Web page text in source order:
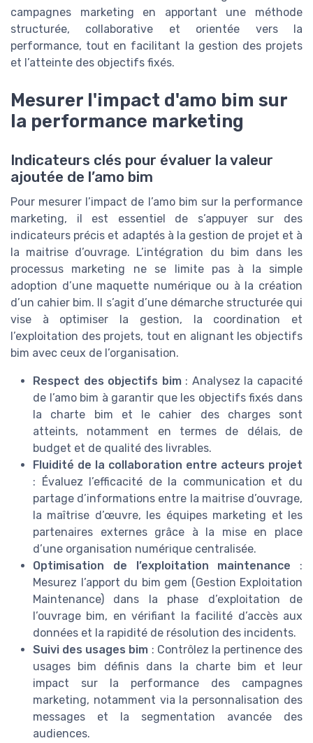
campagnes marketing en apportant une méthode
structurée, collaborative et orientée vers la
performance, tout en facilitant la gestion des projets
et l’atteinte des objectifs fixés.
Mesurer l'impact d'amo bim sur
la performance marketing
Indicateurs clés pour évaluer la valeur
ajoutée de l’amo bim
Pour mesurer l’impact de l’amo bim sur la performance
marketing, il est essentiel de s’appuyer sur des
indicateurs précis et adaptés à la gestion de projet et à
la maitrise d’ouvrage. L’intégration du bim dans les
processus marketing ne se limite pas à la simple
adoption d’une maquette numérique ou à la création
d’un cahier bim. Il s’agit d’une démarche structurée qui
vise à optimiser la gestion, la coordination et
l’exploitation des projets, tout en alignant les objectifs
bim avec ceux de l’organisation.
Respect des objectifs bim: Analysez la capacité
de l’amo bim à garantir que les objectifs fixés dans
la charte bim et le cahier des charges sont
atteints, notamment en termes de délais, de
budget et de qualité des livrables.
Fluidité de la collaboration entre acteurs projet
: Évaluez l’efficacité de la communication et du
partage d’informations entre la maitrise d’ouvrage,
la maîtrise d’œuvre, les équipes marketing et les
partenaires externes grâce à la mise en place
d’une organisation numérique centralisée.
Optimisation de l’exploitation maintenance :
Mesurez l’apport du bim gem (Gestion Exploitation
Maintenance) dans la phase d’exploitation de
l’ouvrage bim, en vérifiant la facilité d’accès aux
données et la rapidité de résolution des incidents.
Suivi des usages bim : Contrôlez la pertinence des
usages bim définis dans la charte bim et leur
impact sur la performance des campagnes
marketing, notamment via la personnalisation des
messages et la segmentation avancée des
audiences.